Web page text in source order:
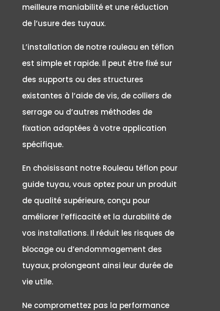
meilleure maniabilité et une réduction
de l’usure des tuyaux.
L’installation de notre rouleau en téflon
est simple et rapide. Il peut être fixé sur
des supports ou des structures
existantes à l’aide de vis, de colliers de
serrage ou d’autres méthodes de
fixation adaptées à votre application
spécifique.
En choisissant notre Rouleau téflon pour
guide tuyau, vous optez pour un produit
de qualité supérieure, conçu pour
améliorer l’efficacité et la durabilité de
vos installations. Il réduit les risques de
blocage ou d’endommagement des
tuyaux, prolongeant ainsi leur durée de
vie utile.
Ne compromettez pas la performance